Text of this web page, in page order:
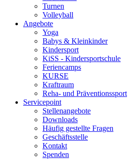
Turnen
Volleyball
Angebote
Yoga
Babys & Kleinkinder
Kindersport
KiSS - Kindersportschule
Feriencamps
KURSE
Kraftraum
Reha- und Präventionssport
Servicepoint
Stellenangebote
Downloads
Häufig gestellte Fragen
Geschäftsstelle
Kontakt
Spenden